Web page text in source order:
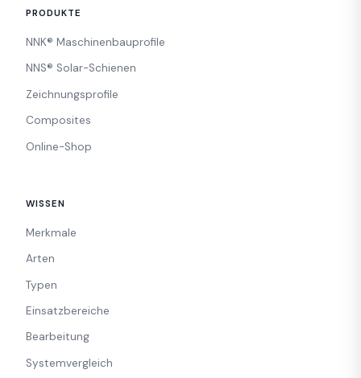
PRODUKTE
NNK® Maschinenbauprofile
NNS® Solar-Schienen
Zeichnungsprofile
Composites
Online-Shop
WISSEN
Merkmale
Arten
Typen
Einsatzbereiche
Bearbeitung
Systemvergleich